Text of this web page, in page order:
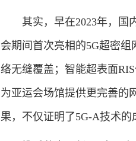
其实，早在2023年，国
会期间首次亮相的5G超密
络无缝覆盖；智能超表面
为亚运会场馆提供更完善的
果，不仅证明了5G-A技术